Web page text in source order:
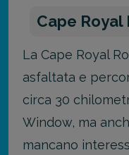
Cape Royal
La Cape Royal
asfaltata e
circa 30
Window, ma
mancano